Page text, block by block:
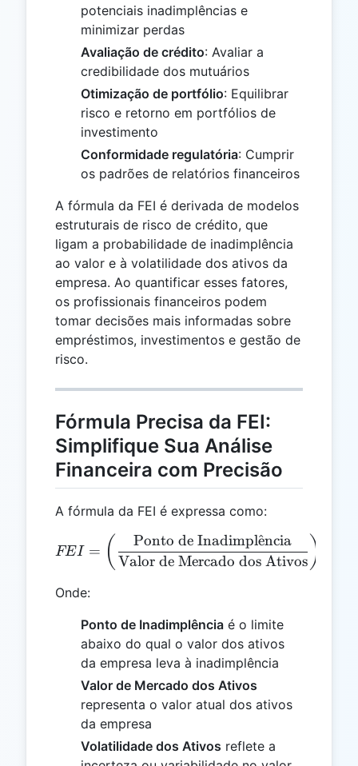
potenciais inadimplências e
minimizar perdas
Avaliação de crédito: Avaliar a
credibilidade dos mutuários
Otimização de portfólio: Equilibrar
risco e retorno em portfólios de
investimento
Conformidade regulatória: Cumprir
os padrões de relatórios financeiros
A fórmula da FEI é derivada de modelos
estruturais de risco de crédito, que
ligam a probabilidade de inadimplência
ao valor e à volatilidade dos ativos da
empresa. Ao quantificar esses fatores,
os profissionais financeiros podem
tomar decisões mais informadas sobre
empréstimos, investimentos e gestão de
risco.
Fórmula Precisa da FEI:
Simplifique Sua Análise
Financeira com Precisão
A fórmula da FEI é expressa como:
FEI =
FEI = ( Valor de Mercado dos Ativos
Ponto de Inadimple
ˆncia )
Onde:
Ponto de Inadimplência é o limite
abaixo do qual o valor dos ativos
da empresa leva à inadimplência
Valor de Mercado dos Ativos
representa o valor atual dos ativos
da empresa
Volatilidade dos Ativos reflete a